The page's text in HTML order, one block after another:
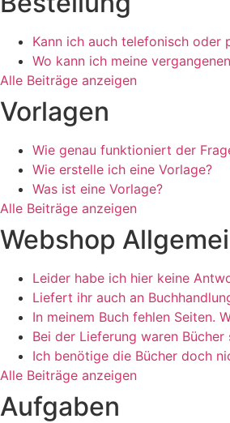
Kann ich auch telefonisch oder
Wo kann ich meine
Alle Beiträge anzeigen
Vorlagen
Wie genau funktioniert der
Wie erstelle ich eine Vorlage?
Was ist eine Vorlage?
Alle Beiträge anzeigen
Webshop
Leider habe ich hier keine
Liefert ihr auch an
In meinem Buch fehlen Seiten.
Bei der Lieferung waren
Ich benötige die Bücher doch
Alle Beiträge anzeigen
Aufgaben